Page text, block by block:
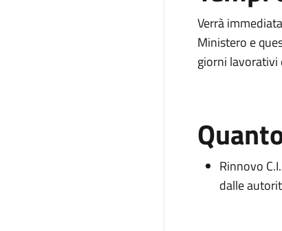
Verrà
Ministero e
giorni lavorativi
Rinnovo
dalle